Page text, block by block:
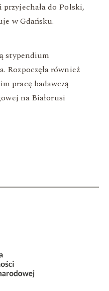
do Polski,
w Gdańsku.
stypendium
Rozpoczęła również
pracę badawczą
na Białorusi